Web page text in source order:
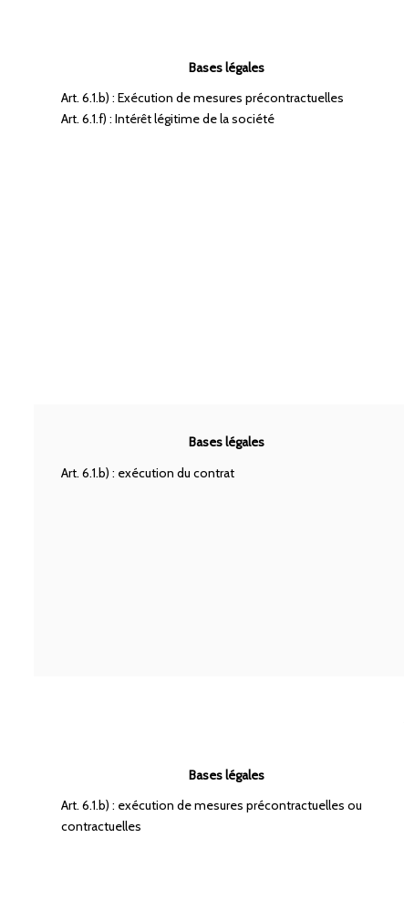
Bases légales
Art. 6.1.b) : Exécution de mesures précontractuelles
Art. 6.1.f) : Intérêt légitime de la société
Bases légales
Art. 6.1.b) : exécution du contrat
Bases légales
Art. 6.1.b) : exécution de mesures précontractuelles ou
contractuelles